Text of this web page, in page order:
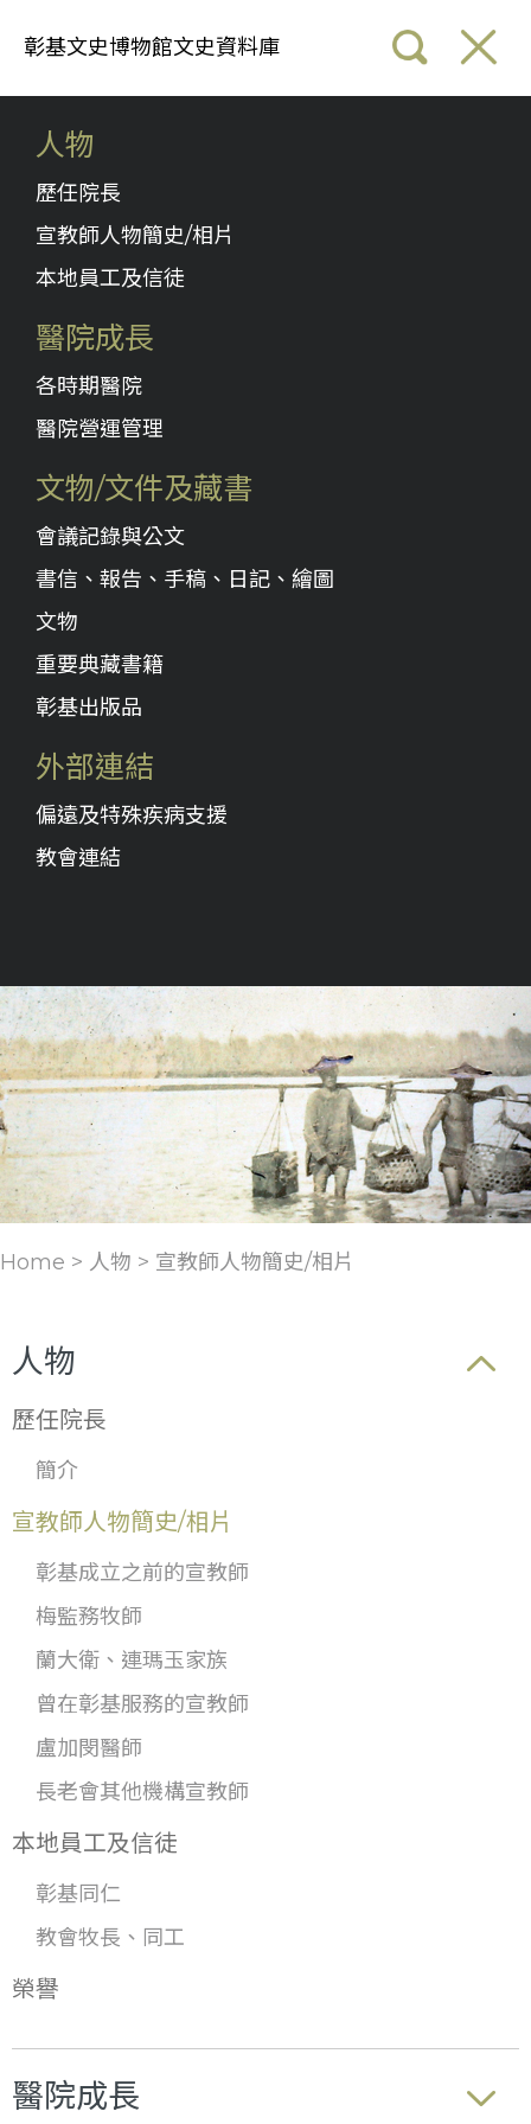
彰基文史博物館文史資料庫
人物
歷任院長
宣教師人物簡史/相片
本地員工及信徒
醫院成長
各時期醫院
醫院營運管理
文物/文件及藏書
會議記錄與公文
書信、報告、手稿、日記、繪圖
文物
重要典藏書籍
彰基出版品
外部連結
偏遠及特殊疾病支援
教會連結
Home > 人物 > 宣教師人物簡史/相片
人物
歷任院長
簡介
宣教師人物簡史/相片
彰基成立之前的宣教師
梅監務牧師
蘭大衛、連瑪玉家族
曾在彰基服務的宣教師
盧加閔醫師
長老會其他機構宣教師
本地員工及信徒
彰基同仁
教會牧長、同工
榮譽
醫院成長